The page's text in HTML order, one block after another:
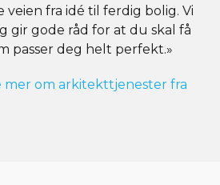
fra idé til ferdig bolig. Vi
gir gode råd for at du skal få
passer deg helt perfekt.»
mer om arkitekttjenester fra